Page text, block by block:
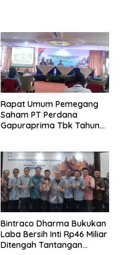
Rapat Umum Pemegang
Saham PT Perdana
Gapuraprima Tbk Tahun
Bintraco Dharma Bukukan
Laba Bersih Inti Rp46 Miliar
Ditengah Tantangan